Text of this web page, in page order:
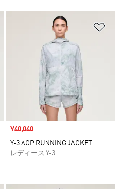
ほしいものリストに追加
セール価格
¥40,040
Y-3 AOP RUNNING JACKET
レディース Y-3